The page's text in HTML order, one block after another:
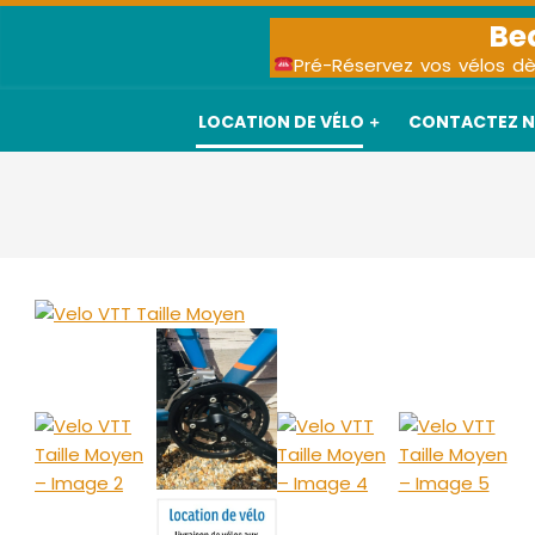
Pré-Réservez vos vélos
LOCATION DE VÉLO CONTACTEZ